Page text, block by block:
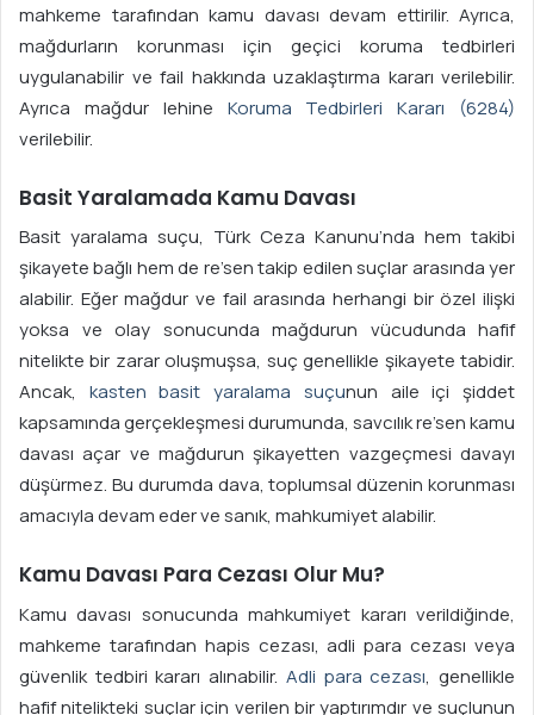
mahkeme tarafından kamu davası devam ettirilir. Ayrıca,
mağdurların korunması için geçici koruma tedbirleri
uygulanabilir ve fail hakkında uzaklaştırma kararı verilebilir.
Ayrıca mağdur lehine Koruma Tedbirleri Kararı (6284)
verilebilir.
Basit Yaralamada Kamu Davası
Basit yaralama suçu, Türk Ceza Kanunu’nda hem takibi
şikayete bağlı hem de re’sen takip edilen suçlar arasında yer
alabilir. Eğer mağdur ve fail arasında herhangi bir özel ilişki
yoksa ve olay sonucunda mağdurun vücudunda hafif
nitelikte bir zarar oluşmuşsa, suç genellikle şikayete tabidir.
Ancak, kasten basit yaralama suçunun aile içi şiddet
kapsamında gerçekleşmesi durumunda, savcılık re’sen kamu
davası açar ve mağdurun şikayetten vazgeçmesi davayı
düşürmez. Bu durumda dava, toplumsal düzenin korunması
amacıyla devam eder ve sanık, mahkumiyet alabilir.
Kamu Davası Para Cezası Olur Mu?
Kamu davası sonucunda mahkumiyet kararı verildiğinde,
mahkeme tarafından hapis cezası, adli para cezası veya
güvenlik tedbiri kararı alınabilir. Adli para cezası, genellikle
hafif nitelikteki suçlar için verilen bir yaptırımdır ve suçlunun